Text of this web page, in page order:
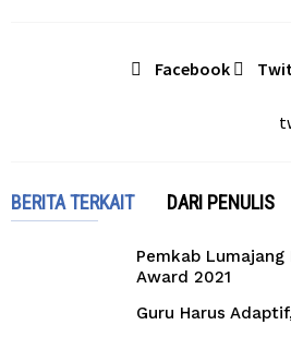
Facebook
BERITA TERKAIT DARI PENULIS
Pemkab Lumajang
Award 2021
Guru Harus